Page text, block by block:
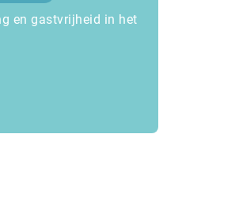
en gastvrijheid in het